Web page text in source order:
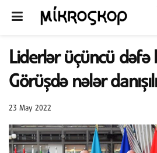
Liderlər üçüncü dəfə
Görüşdə nələr
23 May 2022